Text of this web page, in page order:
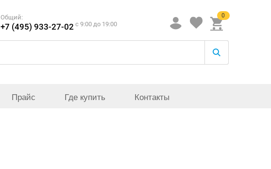
Общий:
+7 (495) 933-27-02 c 9:00 до 19:00
0
Прайс Где купить Контакты